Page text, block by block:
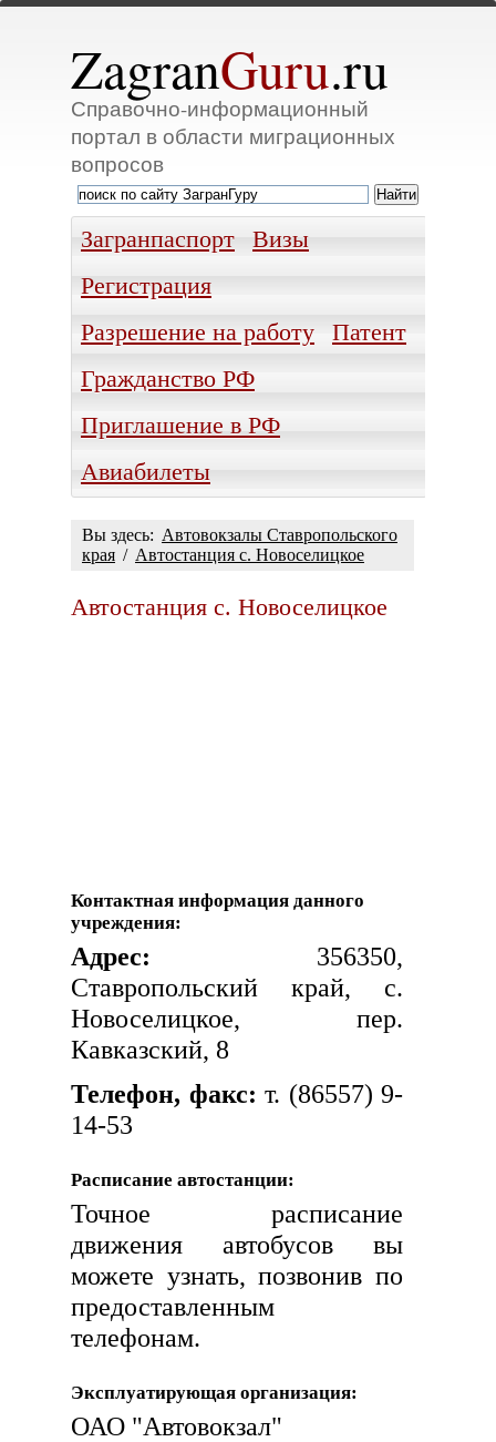
ZagranGuru.ru
Справочно-информационный
портал в области миграционных
вопросов
Загранпаспорт
Визы
Регистрация
Разрешение на работу
Патент
Гражданство РФ
Приглашение в РФ
Авиабилеты
Вы здесь: Автовокзалы Ставропольского
края / Автостанция с. Новоселицкое
Автостанция с. Новоселицкое
Контактная информация данного
учреждения:
Адрес: 356350,
Ставропольский край, с.
Новоселицкое, пер.
Кавказский, 8
Телефон, факс: т. (86557) 9-
14-53
Расписание автостанции:
Точное расписание
движения автобусов вы
можете узнать, позвонив по
предоставленным
телефонам.
Эксплуатирующая организация:
ОАО "Автовокзал"